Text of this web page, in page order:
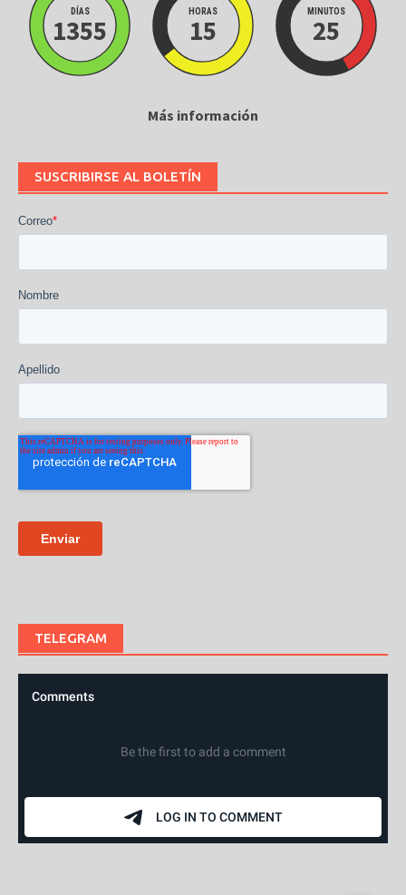
DÍAS
1355
HORAS
15
MINUTOS
25
Más información
SUSCRIBIRSE AL BOLETÍN
TELEGRAM